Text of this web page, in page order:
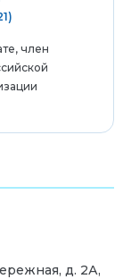
член
д. 2А,